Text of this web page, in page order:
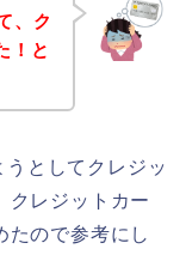
、ク
！と
としてクレジッ
クレジットカー
たので参考にし